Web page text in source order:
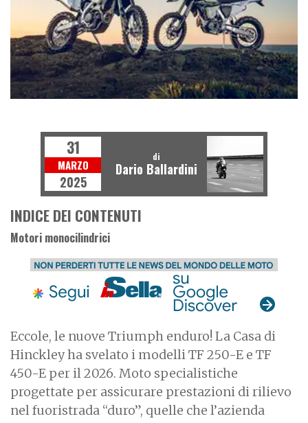
Eccole, le nuove Triumph enduro! La Casa di
Hinckley ha svelato i modelli TF 250-E e TF
450-E per il 2026. Moto specialistiche
progettate per assicurare prestazioni di rilievo
nel fuoristrada “duro”, quelle che l’azienda
31
MARZO
2025
di
Dario Ballardini
INDICE DEI CONTENUTI
Motori monocilindrici